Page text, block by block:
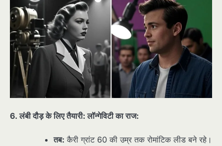
6. लंबी दौड़ के लिए तैयारी: लॉन्गेविटी का राज:
तब: कैरी ग्रांट 60 की उम्र तक रोमांटिक लीड बने रहे।